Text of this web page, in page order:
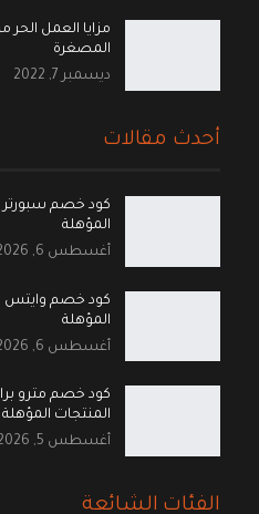
مزايا العمل
المصغرة
ديسمبر 7, 2022
أحدث مقالات
المؤهلة
أغسطس 6, 2026
المؤهلة
أغسطس 6, 2026
المنتجات المؤهلة
أغسطس 5, 2026
الفئات الشائعة